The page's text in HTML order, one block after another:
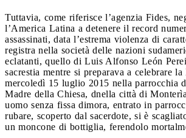
Tuttavia, come riferisce l’agenzia Fides,
l’America Latina a detenere il record
assassinati, data l’estrema violenza di
registra nella società delle nazioni
eclatanti, quello di Luis Alfonso León
sacrestia mentre si preparava a celebrare la
mercoledì 15 luglio 2015 nella parrocchia
Madre della Chiesa, dnella città di
uomo senza fissa dimora, entrato in
rubare, scoperto dal sacerdote, si è
un moncone di bottiglia, ferendolo